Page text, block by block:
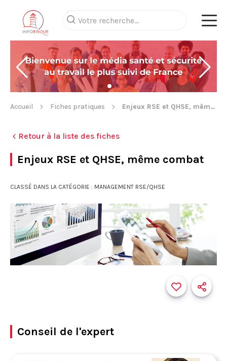
Accueil Fiches pratiques Enjeux RSE et QHSE, même combat
Retour à la liste des fiches
Enjeux RSE et QHSE, même combat
CLASSÉ DANS LA CATÉGORIE : MANAGEMENT RSE/QHSE
Conseil de l'expert